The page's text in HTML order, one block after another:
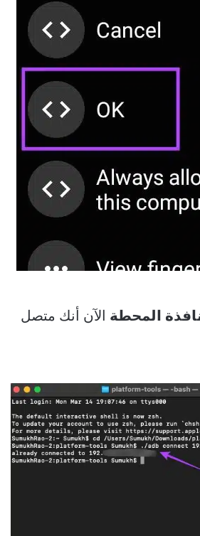
المحطة الآن أنك متصل